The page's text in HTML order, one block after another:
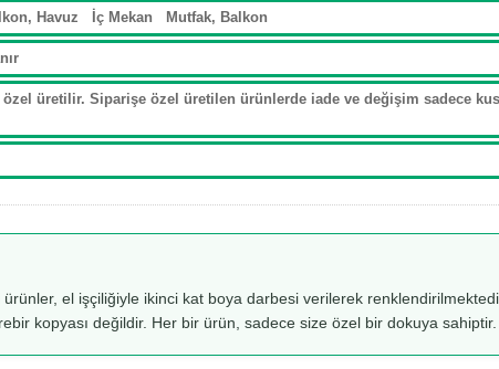
Havuz İç Mekan Mutfak, Balkon
üretilir. Siparişe özel üretilen ürünlerde iade ve değişim sadece
ürünler, el işçiliğiyle ikinci kat boya darbesi verilerek
kopyası değildir. Her bir ürün, sadece size özel bir dokuya sahiptir.